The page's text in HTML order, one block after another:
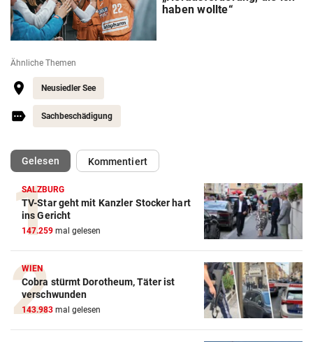
haben wollte“
Ähnliche Themen
Neusiedler See
Sachbeschädigung
Gelesen(ausgewählt)Kommentiert
SALZBURG
TV-Star geht mit Kanzler Stocker hart
ins Gericht
147.259 mal gelesen
WIEN
Cobra stürmt Dorotheum, Täter ist
verschwunden
143.983 mal gelesen